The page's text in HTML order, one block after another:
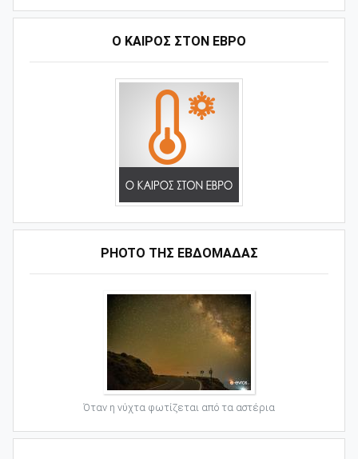
Ο ΚΑΙΡΟΣ ΣΤΟΝ ΕΒΡΟ
PHOTO ΤΗΣ ΕΒΔΟΜΑΔΑΣ
Όταν η νύχτα φωτίζεται από τα αστέρια